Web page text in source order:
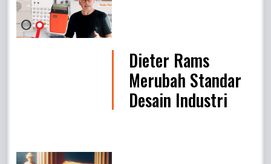
Dieter Rams
Merubah Standar
Desain Industri